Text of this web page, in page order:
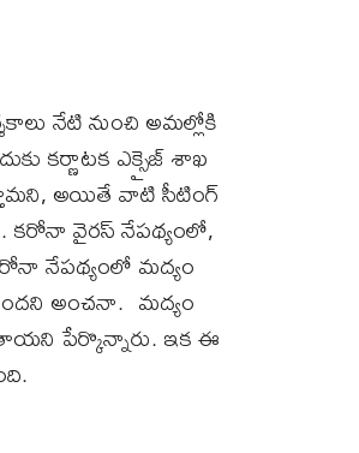
నేటి నుంచి అమల్లోకి
కర్ణాటక ఎక్సైజ్‌ శాఖ
అయితే వాటి సీటింగ్‌
కరోనా వైరస్‌ నేపథ్యంలో,
నేపథ్యంలో మద్యం
అంచనా. మద్యం
పేర్కొన్నారు. ఇక ఈ